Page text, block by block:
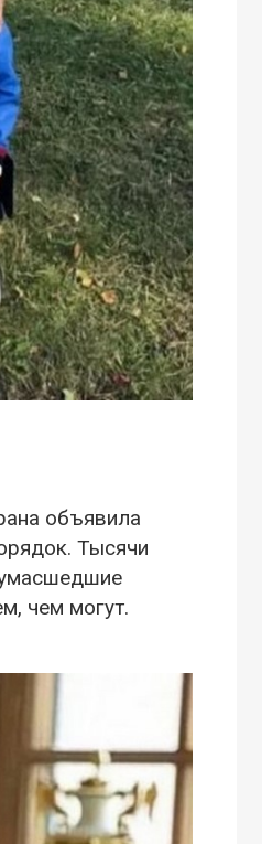
объявила
Тысячи
чем могут.